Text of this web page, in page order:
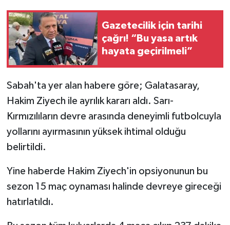
Gazetecilik için tarihi
çağrı! “Bu yasa artık
hayata geçirilmeli”
Sabah'ta yer alan habere göre; Galatasaray,
Hakim Ziyech ile ayrılık kararı aldı. Sarı-
Kırmızılıların devre arasında deneyimli futbolcuyla
yollarını ayırmasının yüksek ihtimal olduğu
belirtildi.
Yine haberde Hakim Ziyech'in opsiyonunun bu
sezon 15 maç oynaması halinde devreye gireceği
hatırlatıldı.